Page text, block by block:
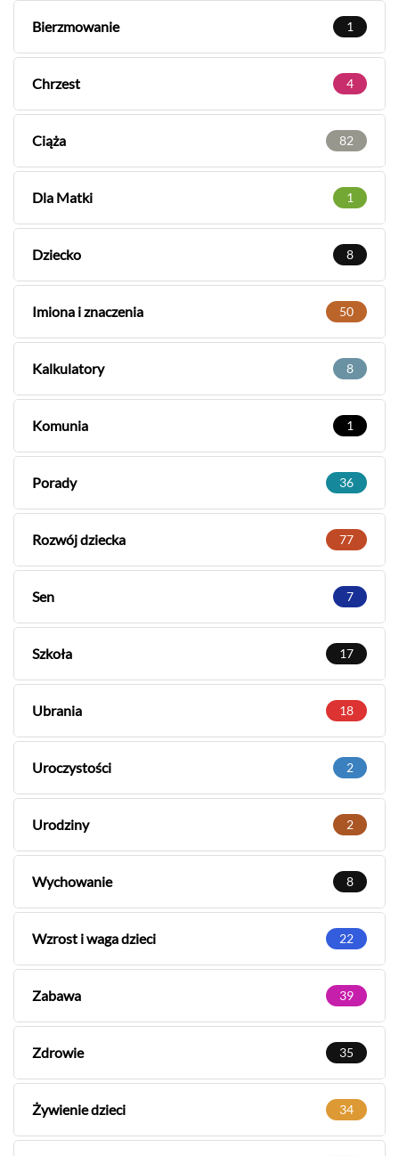
Bierzmowanie 1
Chrzest 4
Ciąża 82
Dla Matki 1
Dziecko 8
Imiona i znaczenia 50
Kalkulatory 8
Komunia 1
Porady 36
Rozwój dziecka 77
Sen 7
Szkoła 17
Ubrania 18
Uroczystości 2
Urodziny 2
Wychowanie 8
Wzrost i waga dzieci 22
Zabawa 39
Zdrowie 35
Żywienie dzieci 34